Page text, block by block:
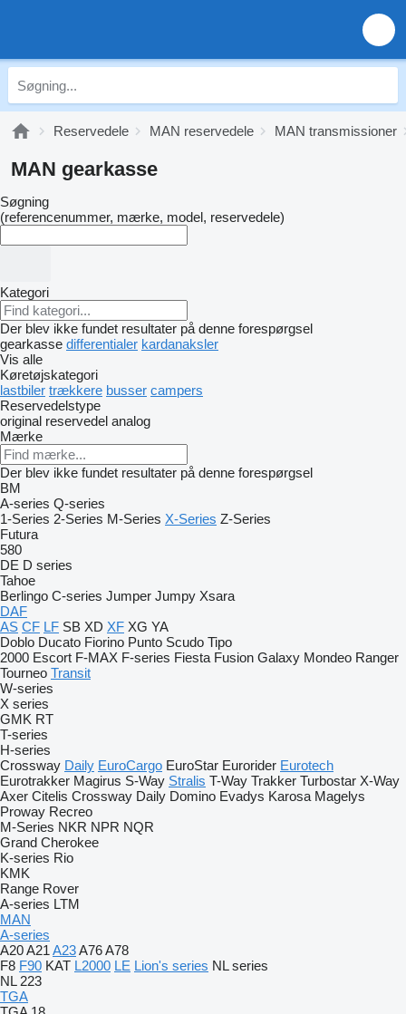
Reservedele MAN reservedele MAN transmissioner
MAN gearkasse
Søgning
(referencenummer, mærke, model, reservedele)
Kategori
Der blev ikke fundet resultater på denne forespørgsel
gearkasse differentialer kardanaksler
Vis alle
Køretøjskategori
lastbiler trækkere busser campers
Reservedelstype
original reservedel analog
Mærke
Der blev ikke fundet resultater på denne forespørgsel
BM
A-series Q-series
1-Series 2-Series M-Series X-Series Z-Series
Futura
580
DE D series
Tahoe
Berlingo C-series Jumper Jumpy Xsara
DAF
AS CF LF SB XD XF XG YA
Doblo Ducato Fiorino Punto Scudo Tipo
2000 Escort F-MAX F-series Fiesta Fusion Galaxy Mondeo Ranger
Tourneo Transit
W-series
X series
GMK RT
T-series
H-series
Crossway Daily EuroCargo EuroStar Eurorider Eurotech
Eurotrakker Magirus S-Way Stralis T-Way Trakker Turbostar X-Way
Axer Citelis Crossway Daily Domino Evadys Karosa Magelys
Proway Recreo
M-Series NKR NPR NQR
Grand Cherokee
K-series Rio
KMK
Range Rover
A-series LTM
MAN
A-series
A20A21 A23A76A78
F8 F90 KAT L2000 LE Lion's series NL series
NL 223
TGA